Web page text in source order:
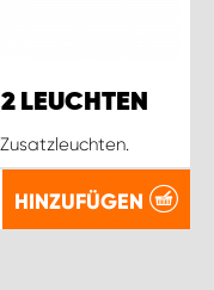
LEUCHTEN
HINZUFÜGEN